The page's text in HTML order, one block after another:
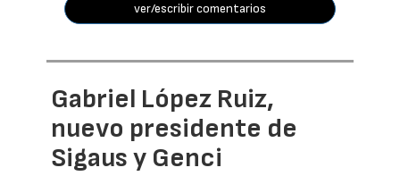
ver/escribir comentarios
Gabriel López Ruiz,
nuevo presidente de
Sigaus y Genci